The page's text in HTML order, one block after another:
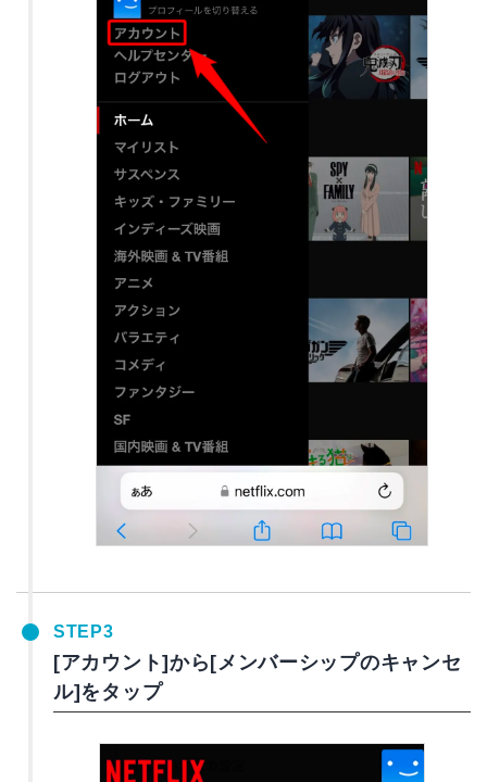
STEP3
[アカウント]から[メンバーシップのキャンセ
ル]をタップ